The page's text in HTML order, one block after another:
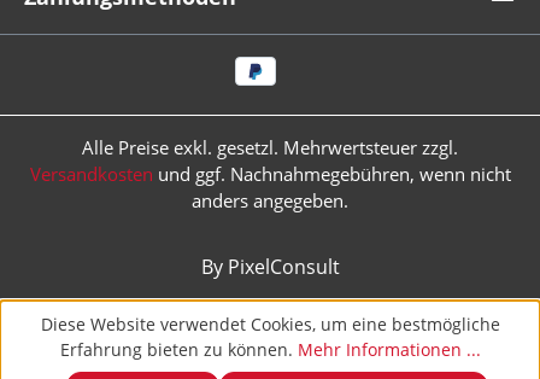
Alle Preise exkl. gesetzl. Mehrwertsteuer zzgl.
Versandkosten und ggf. Nachnahmegebühren, wenn nicht
anders angegeben.
By PixelConsult
Diese Website verwendet Cookies, um eine bestmögliche
Erfahrung bieten zu können. Mehr Informationen ...